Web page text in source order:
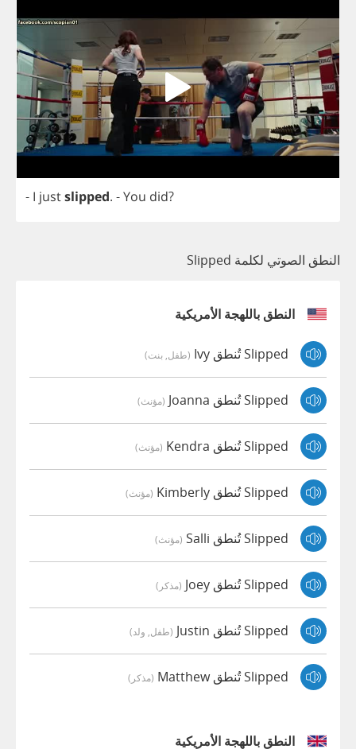
- I justslipped. -You did?
النطق الصوتي لكلمة Slipped
النطق باللهجة الأمريكية
Slipped تُنطق Ivy (طفل, بنت)
Slipped تُنطق Joanna (مؤنث)
Slipped تُنطق Kendra (مؤنث)
Slipped تُنطق Kimberly (مؤنث)
Slipped تُنطق Salli (مؤنث)
Slipped تُنطق Joey (مذكر)
Slipped تُنطق Justin (طفل, ولد)
Slipped تُنطق Matthew (مذكر)
النطق باللهجة الأمريكية